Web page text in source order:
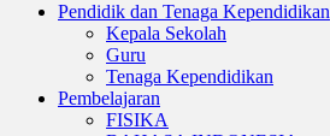
Pendidik dan Tenaga Kependidikan
Kepala Sekolah
Guru
Tenaga Kependidikan
Pembelajaran
FISIKA